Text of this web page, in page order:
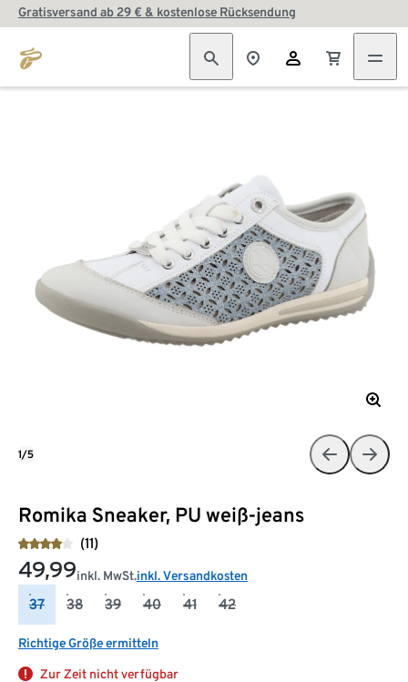
Gratisversand ab 29 € & kostenlose Rücksendung
Romika Sneaker, PU weiß-jeans
(11)
49,99inkl. MwSt.inkl. Versandkosten
37 38 39 40 41 42
Richtige Größe ermitteln
Zur Zeit nicht verfügbar
1/5